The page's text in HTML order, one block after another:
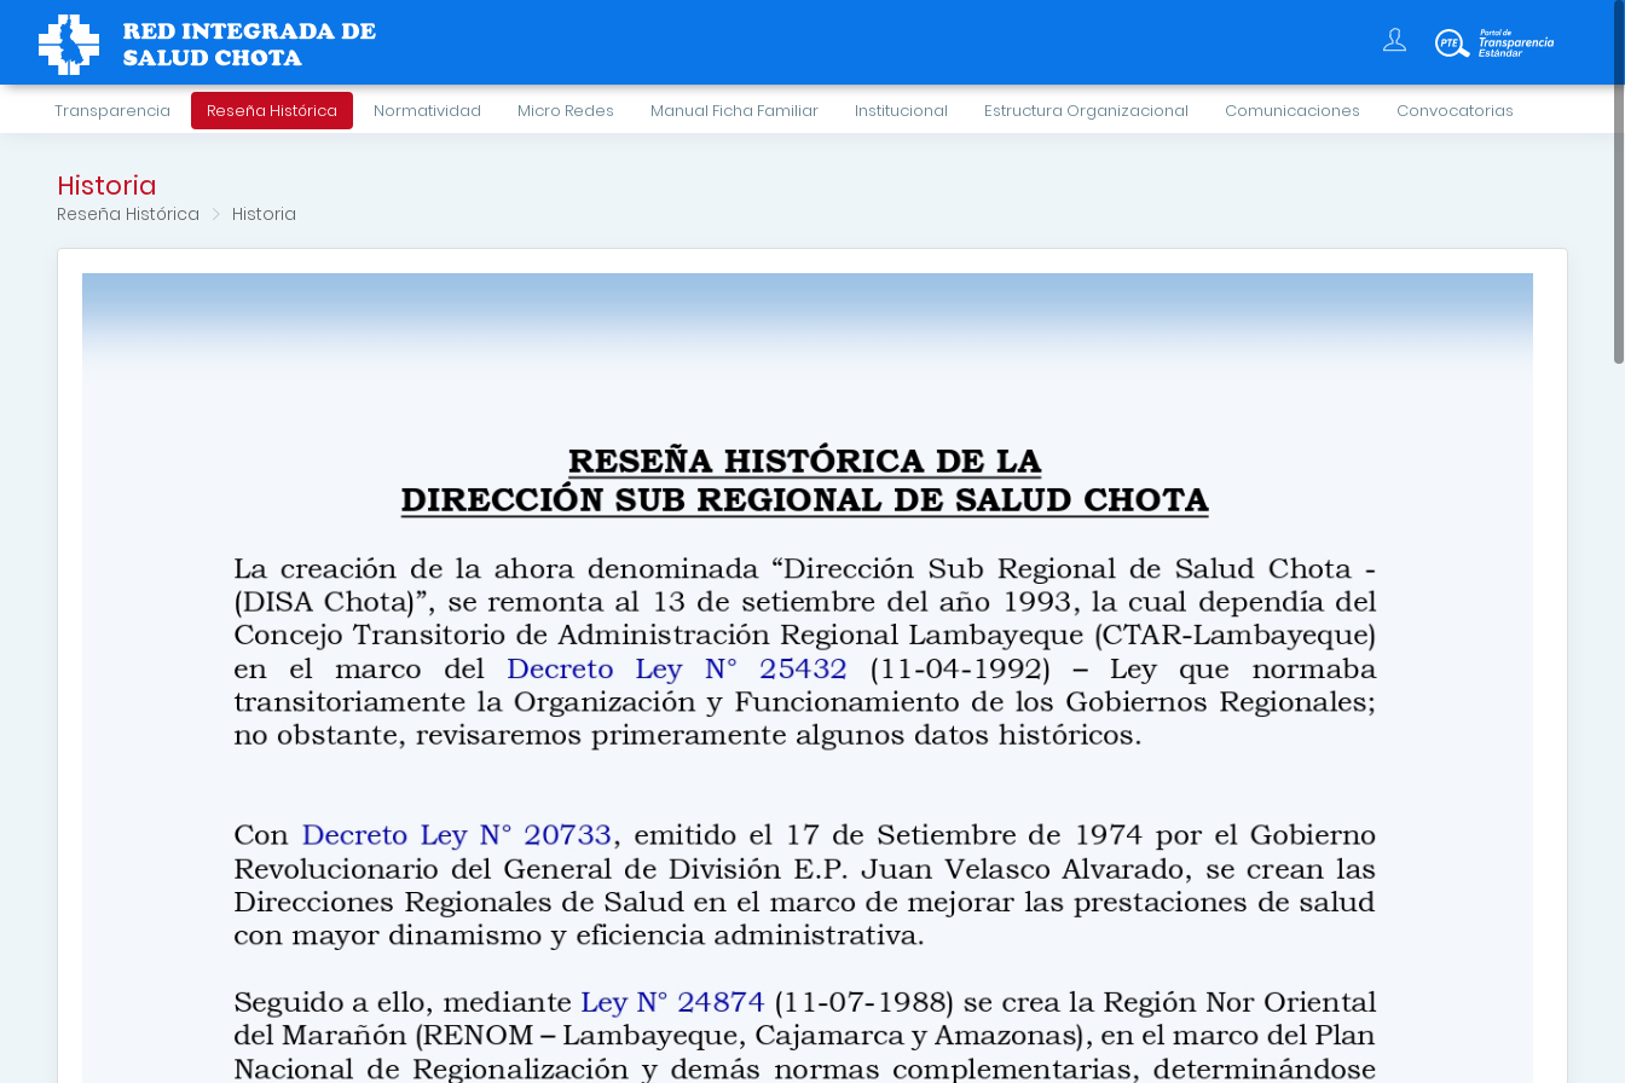
Transparencia Reseña Histórica Normatividad Micro Redes Manual Ficha Familiar Institucional Estructura Organizacional Comunicaciones Convocatorias
Historia
Reseña Histórica Historia